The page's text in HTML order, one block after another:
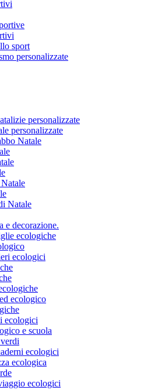
sport
personalizzate
personalizzate
personalizzate
Natale
Natale
e decorazione.
ecologiche
ecologici
ecologico
ecologici
e scuola
ecologici
ecologica
ecologici